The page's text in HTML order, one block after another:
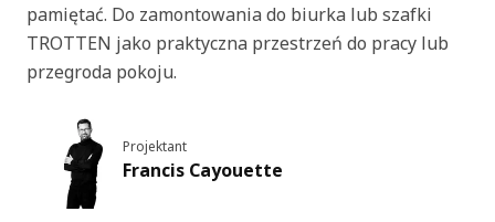
pamiętać. Do zamontowania do biurka lub szafki
TROTTEN jako praktyczna przestrzeń do pracy lub
przegroda pokoju.
Projektant
Francis Cayouette